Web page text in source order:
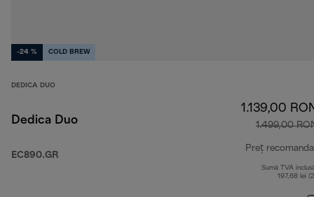
-24 % COLD BREW
DEDICA DUO
Dedica Duo
EC890.GR
1.139,00
1.499,00
Preț
Sumă TVA
197,68 lei